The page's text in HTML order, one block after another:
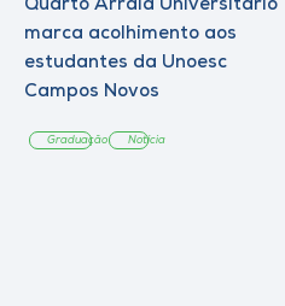
Quarto Arraiá Universitário
marca acolhimento aos
estudantes da Unoesc
Campos Novos
Graduação Notícia